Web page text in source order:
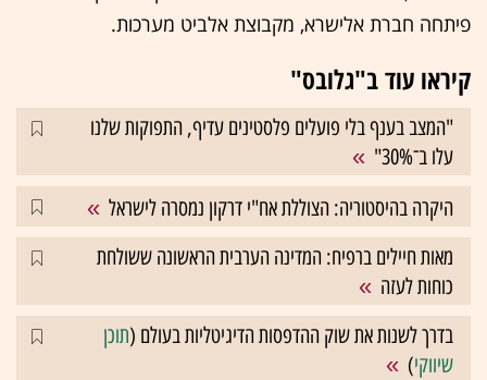
פיתחה חברת אלישרא, מקבוצת אלביט מערכות.
קיראו עוד ב"גלובס"
"המצב בענף בלי פועלים פלסטינים עדיף, התפוקות שלנו
עלו ב־30%"
היקרה בהיסטוריה: הצוללת אח"י דרקון נמסרה לישראל
מאות חיילים ברפיח: המדינה הערבית הראשונה ששולחת
כוחות לעזה
בדרך לשנות את שוק ההדפסות הדיגיטליות בעולם (תוכן
שיווקי)